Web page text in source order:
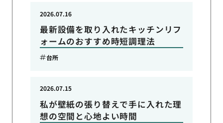
最新設備を取り入れたキッチンリフ
ォームのおすすめ時短調理法
2026.07.16
台所
私が壁紙の張り替えで手に入れた理
想の空間と心地よい時間
2026.07.15